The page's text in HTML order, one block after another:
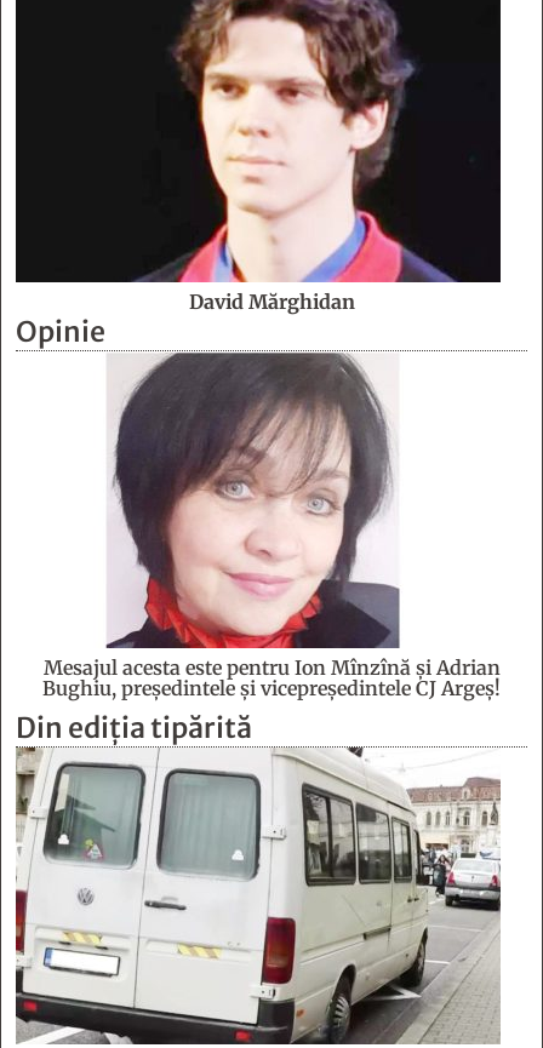
David Mărghidan
Opinie
Mesajul acesta este pentru Ion Mînzînă şi Adrian
Bughiu, preşedintele şi vicepreşedintele CJ Argeş!
Din ediția tipărită